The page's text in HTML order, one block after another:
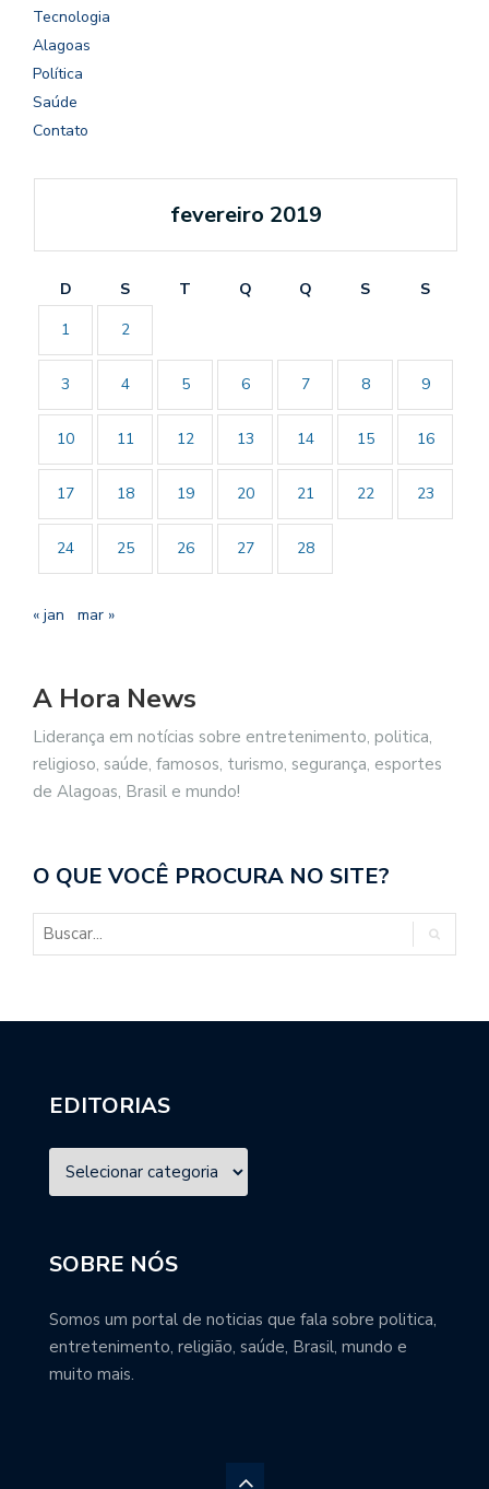
Tecnologia
Alagoas
Política
Saúde
Contato
fevereiro 2019
D S T Q Q S
S
1
2
3 4 5 6 7 8 9
10 11 12 13 14 15 16
17 18 19 20 21 22 23
24 25 26 27 28
« jan mar »
A Hora News
Liderança em notícias sobre entretenimento, politica,
religioso, saúde, famosos, turismo, segurança, esportes
de Alagoas, Brasil e mundo!
O QUE VOCÊ PROCURA NO SITE?
EDITORIAS
SOBRE NÓS
Somos um portal de noticias que fala sobre politica,
entretenimento, religião, saúde, Brasil, mundo e
muito mais.